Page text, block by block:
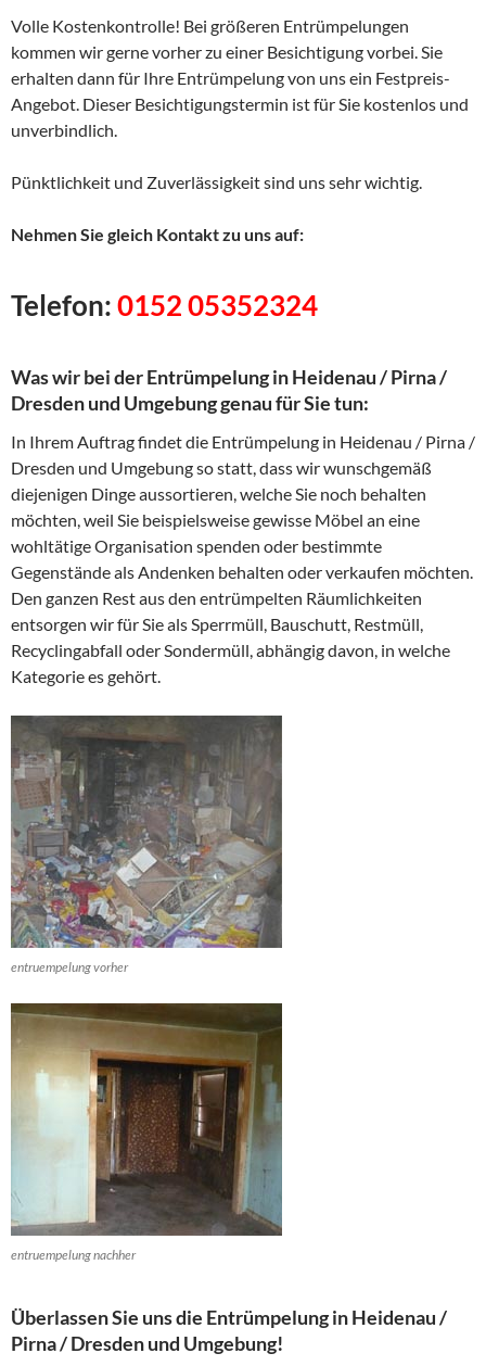
Volle Kostenkontrolle! Bei größeren Entrümpelungen
kommen wir gerne vorher zu einer Besichtigung vorbei. Sie
erhalten dann für Ihre Entrümpelung von uns ein Festpreis-
Angebot. Dieser Besichtigungstermin ist für Sie kostenlos und
unverbindlich.
Pünktlichkeit und Zuverlässigkeit sind uns sehr wichtig.
Nehmen Sie gleich Kontakt zu uns auf:
Telefon:0152 05352324
Was wir bei der Entrümpelung in Heidenau / Pirna /
Dresden und Umgebung genau für Sie tun:
In Ihrem Auftrag findet die Entrümpelung in Heidenau / Pirna /
Dresden und Umgebung so statt, dass wir wunschgemäß
diejenigen Dinge aussortieren, welche Sie noch behalten
möchten, weil Sie beispielsweise gewisse Möbel an eine
wohltätige Organisation spenden oder bestimmte
Gegenstände als Andenken behalten oder verkaufen möchten.
Den ganzen Rest aus den entrümpelten Räumlichkeiten
entsorgen wir für Sie als Sperrmüll, Bauschutt, Restmüll,
Recyclingabfall oder Sondermüll, abhängig davon, in welche
Kategorie es gehört.
entruempelung vorher
entruempelung nachher
Überlassen Sie uns die Entrümpelung in Heidenau /
Pirna / Dresden und Umgebung!